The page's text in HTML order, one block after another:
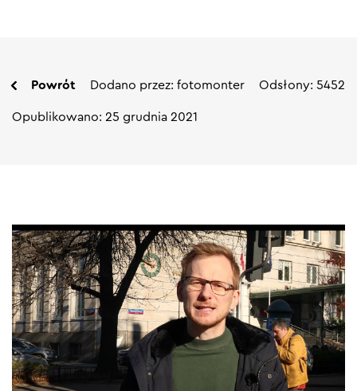
Powrót Dodano przez: fotomonter Odsłony: 5452
Opublikowano: 25 grudnia 2021